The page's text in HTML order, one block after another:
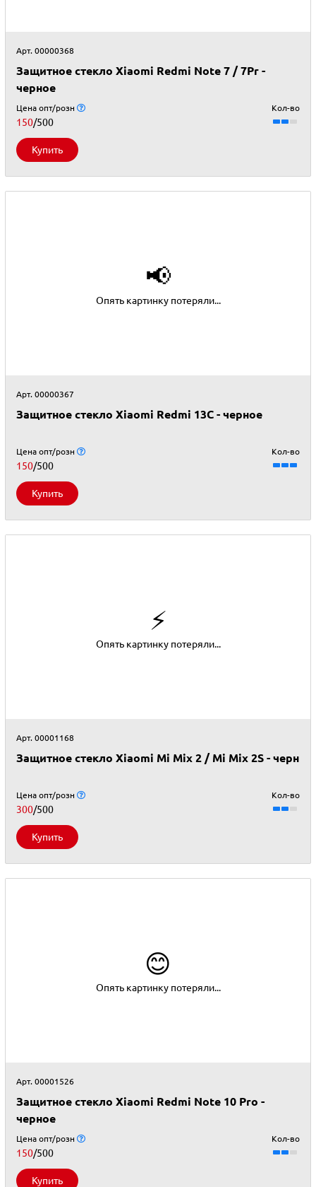
Арт. 00000368
Защитное стекло Xiaomi Redmi Note 7 / 7Pr -
черное
Цена опт/розн
150/500
Кол-во
Купить
📢
Опять картинку потеряли...
Арт. 00000367
Защитное стекло Xiaomi Redmi 13C - черное
Цена опт/розн
150/500
Кол-во
Купить
⚡
Опять картинку потеряли...
Арт. 00001168
Защитное стекло Xiaomi Mi Mix 2 / Mi Mix 2S - черн
Цена опт/розн
300/500
Кол-во
Купить
😊
Опять картинку потеряли...
Арт. 00001526
Защитное стекло Xiaomi Redmi Note 10 Pro -
черное
Цена опт/розн
150/500
Кол-во
Купить